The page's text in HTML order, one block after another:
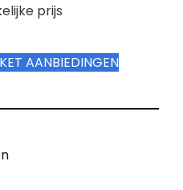
prijs
AANBIEDINGEN